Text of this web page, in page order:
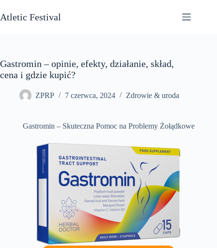
do
treści
Atletic Festival
Gastromin – opinie, efekty, działanie, skład,
cena i gdzie kupić?
ZPRP 7 czerwca, 2024 Zdrowie & uroda
Gastromin – Skuteczna Pomoc na Problemy Żołądkowe